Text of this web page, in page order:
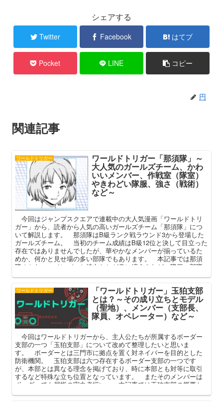
シェアする
Twitter Facebook はてブ
Pocket LINE コピー
円
関連記事
ワールドトリガー ワールドトリガー「那須隊」～
大人気のガールズチーム、かわ
いいメンバー、作戦室（隊室）
やきわどい隊服、強さ（戦術）
など～
今回はジャンプスクエアで連載中の大人気漫画「ワールドトリ
ガー」から、読者から人気の高いガールズチーム「那須隊」につ
いて解説します。 那須隊はB級ランク戦ラウンド3から登場した
ガールズチーム。 当初のチーム成績はB級12位と決して目立った
存在ではありませんでしたが、華やかなメンバーが揃っているた
めか、何かと見せ場の多い部隊でもあります。 本記事では那須
隊のかわいいメンバーと彼女たちが身に纏うきわどい隊服、部隊
ワールドトリガー 「ワールドトリガー」玉狛支部
とは？～その成り立ちとモデル
（聖地）、メンバー（支部長、
隊員、オペレーター）など～
今回はワールドトリガーから、主人公たちが所属するボーダー
支部の一つ「玉狛支部」について改めて整理したいと思いま
す。 ボーダーとは三門市に拠点を置く対ネイバーを目的とした
防衛機関。 玉狛支部は六つ存在するボーダー支部の一つです
が、本部とは異なる理念を掲げており、時に本部とも対等に取引
するなど特殊な立ち位置となっています。 またそのメンバーは
ボーダーでも屈指の実力者揃い。 本記事では玉狛支部の概要と